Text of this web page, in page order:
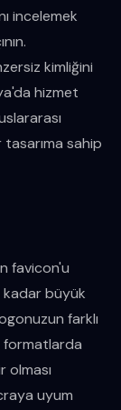
incelemek
kimliğini
hizmet
sahip
favicon'u
büyük
farklı
formatlarda
olması
uyum